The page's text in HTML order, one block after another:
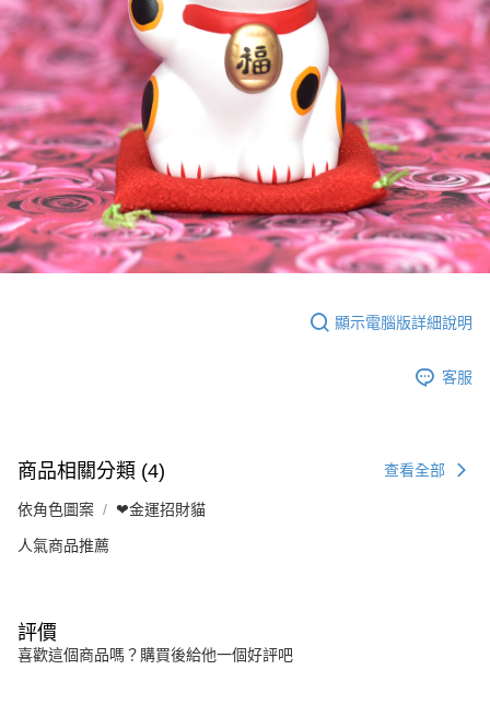
顯示電腦版詳細說明
客服
商品相關分類 (4) 查看全部
依角色圖案 ❤金運招財貓
人氣商品推薦
評價
喜歡這個商品嗎？購買後給他一個好評吧